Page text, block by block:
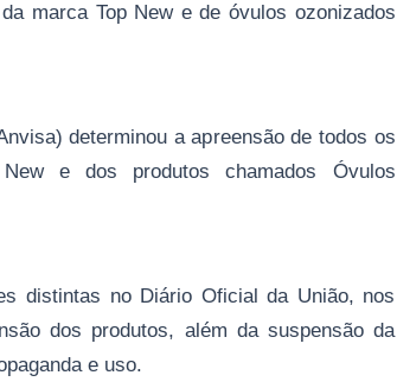
marca Top New e de óvulos ozonizados
determinou a apreensão de todos os
e dos produtos chamados Óvulos
distintas no Diário Oficial da União, nos
dos produtos, além da suspensão da
e uso.